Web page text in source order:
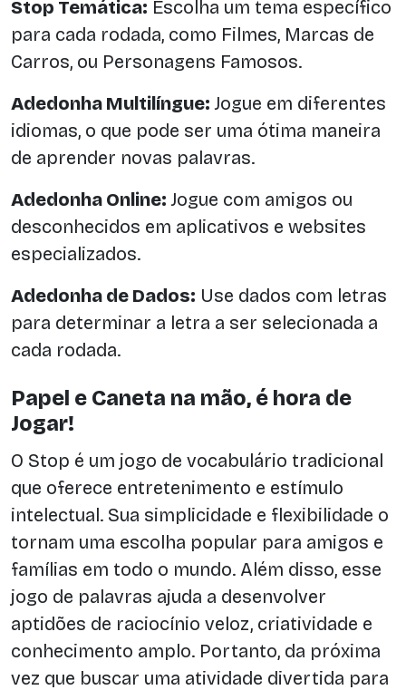
Stop Temática: Escolha um tema específico
para cada rodada, como Filmes, Marcas de
Carros, ou Personagens Famosos.
Adedonha Multilíngue: Jogue em diferentes
idiomas, o que pode ser uma ótima maneira
de aprender novas palavras.
Adedonha Online: Jogue com amigos ou
desconhecidos em aplicativos e websites
especializados.
Adedonha de Dados: Use dados com letras
para determinar a letra a ser selecionada a
cada rodada.
Papel e Caneta na mão, é hora de
Jogar!
O Stop é um jogo de vocabulário tradicional
que oferece entretenimento e estímulo
intelectual. Sua simplicidade e flexibilidade o
tornam uma escolha popular para amigos e
famílias em todo o mundo. Além disso, esse
jogo de palavras ajuda a desenvolver
aptidões de raciocínio veloz, criatividade e
conhecimento amplo. Portanto, da próxima
vez que buscar uma atividade divertida para